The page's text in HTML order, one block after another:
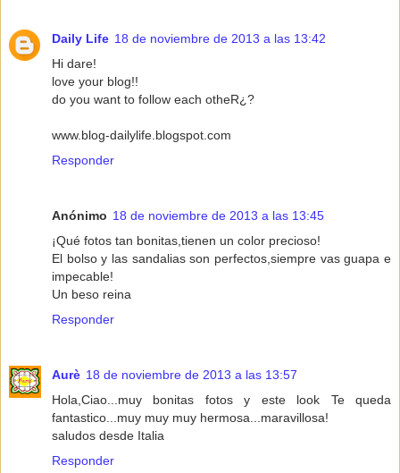
Daily Life 18 de noviembre de 2013 a las 13:42
Hi dare!
love your blog!!
do you want to follow each otheR¿?
www.blog-dailylife.blogspot.com
Responder
Anónimo 18 de noviembre de 2013 a las 13:45
¡Qué fotos tan bonitas,tienen un color precioso!
El bolso y las sandalias son perfectos,siempre vas guapa e
impecable!
Un beso reina
Responder
Aurè 18 de noviembre de 2013 a las 13:57
Hola,Ciao...muy bonitas fotos y este look Te queda
fantastico...muy muy muy hermosa...maravillosa!
saludos desde Italia
Responder